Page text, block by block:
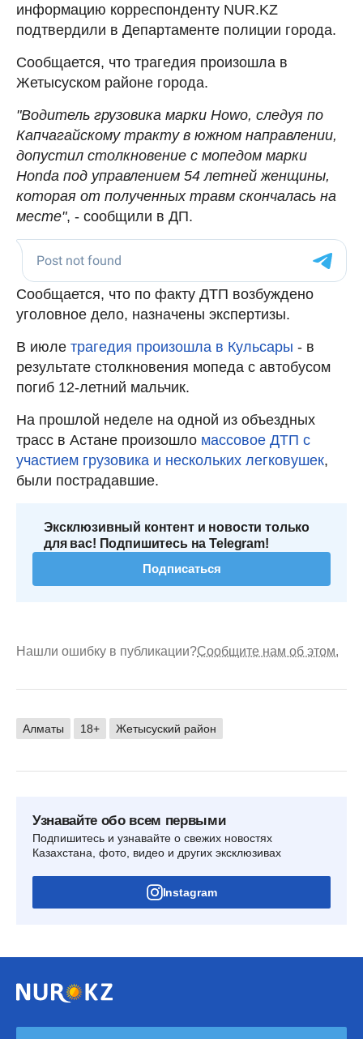
информацию корреспонденту NUR.KZ
подтвердили в Департаменте полиции города.
Сообщается, что трагедия произошла в
Жетысуском районе города.
"Водитель грузовика марки Howo, следуя по
Капчагайскому тракту в южном направлении,
допустил столкновение с мопедом марки
Honda под управлением 54 летней женщины,
которая от полученных травм скончалась на
месте", - сообщили в ДП.
Сообщается, что по факту ДТП возбуждено
уголовное дело, назначены экспертизы.
В июле трагедия произошла в Кульсары - в
результате столкновения мопеда с автобусом
погиб 12-летний мальчик.
На прошлой неделе на одной из объездных
трасс в Астане произошло массовое ДТП с
участием грузовика и нескольких легковушек,
были пострадавшие.
Эксклюзивный контент и новости только
для вас! Подпишитесь на Telegram!
Подписаться
Нашли ошибку в публикации?Сообщите нам об этом.
Алматы 18+ Жетысуский район
Узнавайте обо всем первыми
Подпишитесь и узнавайте о свежих новостях
Казахстана, фото, видео и других эксклюзивах
Instagram